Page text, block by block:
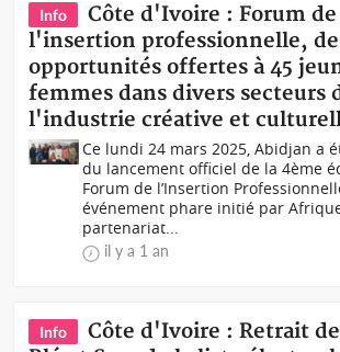
Info
Côte d'Ivoire : Forum de
l'insertion professionnelle,
opportunités offertes à 45
femmes dans divers secteurs
l'industrie créative et
Ce lundi 24 mars 2025, Abidjan a
du lancement officiel de la 4ème
Forum de l’Insertion
événement phare initié par
partenariat...
il y a 1 an
Info
Côte d'Ivoire : Retrait de